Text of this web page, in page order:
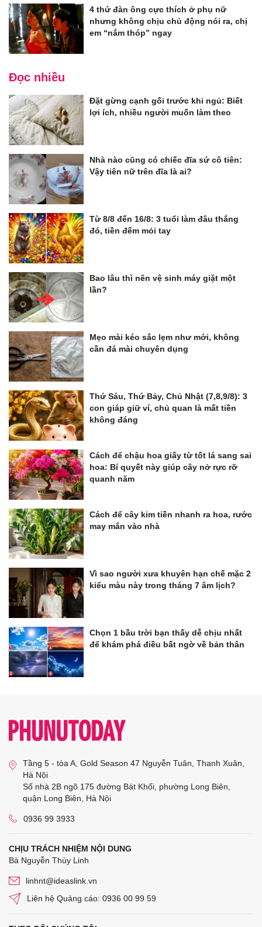
4 thứ đàn ông cực thích ở phụ nữ
nhưng không chịu chủ động nói ra, chị
em “nắm thóp” ngay
Đọc nhiều
Đặt gừng cạnh gối trước khi ngủ: Biết
lợi ích, nhiều người muốn làm theo
Nhà nào cũng có chiếc đĩa sứ cô tiên:
Vậy tiên nữ trên đĩa là ai?
Từ 8/8 đến 16/8: 3 tuổi làm đâu thắng
đó, tiền đếm mỏi tay
Bao lâu thì nên vệ sinh máy giặt một
lần?
Mẹo mài kéo sắc lẹm như mới, không
cần đá mài chuyên dụng
Thứ Sáu, Thứ Bảy, Chủ Nhật (7,8,9/8): 3
con giáp giữ ví, chủ quan là mất tiền
không đáng
Cách để chậu hoa giấy từ tốt lá sang sai
hoa: Bí quyết này giúp cây nở rực rỡ
quanh năm
Cách để cây kim tiền nhanh ra hoa, rước
may mắn vào nhà
Vì sao người xưa khuyên hạn chế mặc 2
kiểu màu này trong tháng 7 âm lịch?
Chọn 1 bầu trời bạn thấy dễ chịu nhất
để khám phá điều bất ngờ về bản thân
Tầng 5 - tòa A, Gold Season 47 Nguyễn Tuân, Thanh Xuân,
Hà Nội
Số nhà 2B ngõ 175 đường Bát Khối, phường Long Biên,
quận Long Biên, Hà Nội
0936 99 3933
CHỊU TRÁCH NHIỆM NỘI DUNG
Bà Nguyễn Thùy Linh
linhnt@ideaslink.vn
Liên hệ Quảng cáo: 0936 00 99 59